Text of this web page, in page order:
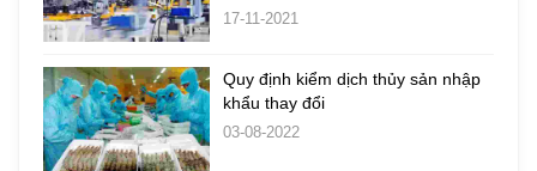
17-11-2021
Quy định kiểm dịch thủy sản nhập
khẩu thay đổi
03-08-2022